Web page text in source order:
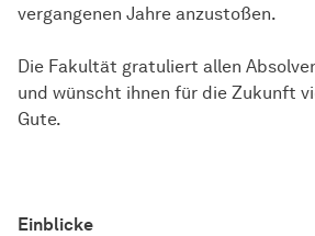
vergangenen Jahre anzustoßen.
Die Fakultät gratuliert allen
und wünscht ihnen für die Zukunft
Gute.
Einblicke